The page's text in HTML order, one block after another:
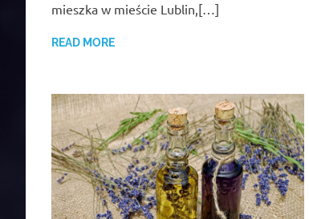
mieszka w mieście Lublin,[…]
READ MORE